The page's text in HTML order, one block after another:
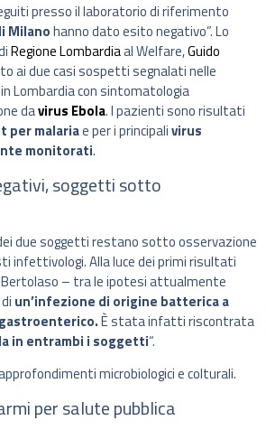
presso il laboratorio di riferimento
Milanohanno dato esito negativo”. Lo
Regione Lombardiaal Welfare,Guido
ai due casi sospetti segnalati nelle
Lombardia con sintomatologia
davirus Ebola. I pazienti sono risultati
per malariae per i principalivirus
monitorati.
soggetti sotto
due soggetti restano sotto osservazione
infettivologi. Alla luce dei primi risultati
– tra le ipotesi attualmente
un’infezione di origine batterica a
È stata infatti riscontrata
in entrambi i soggetti“.
microbiologici e colturali.
per salute pubblica